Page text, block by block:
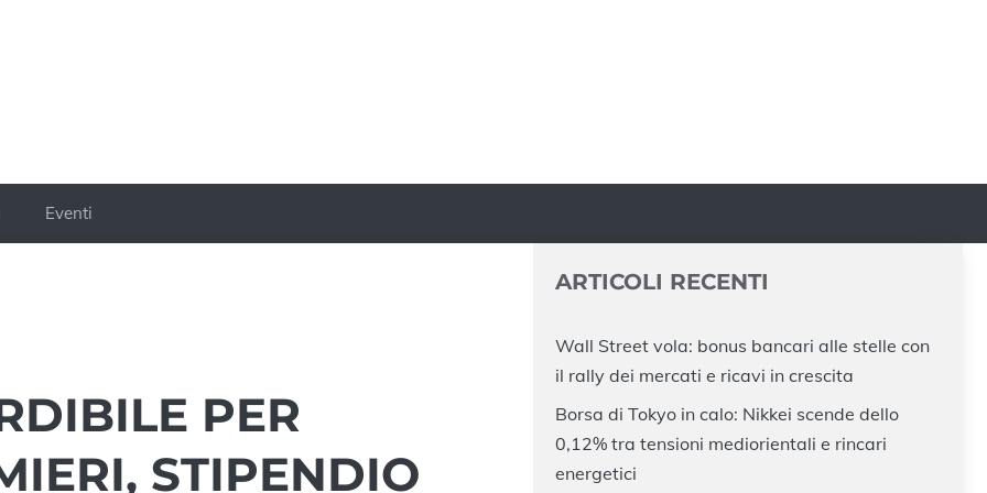
Eventi
PER
STIPENDIO
ARTICOLI RECENTI
Wall Street vola: bonus bancari alle stelle con
il rally dei mercati e ricavi in crescita
Borsa di Tokyo in calo: Nikkei scende dello
0,12% tra tensioni mediorientali e rincari
energetici